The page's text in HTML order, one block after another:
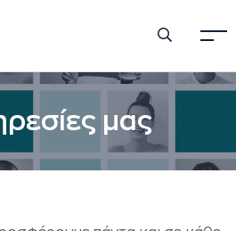
μας